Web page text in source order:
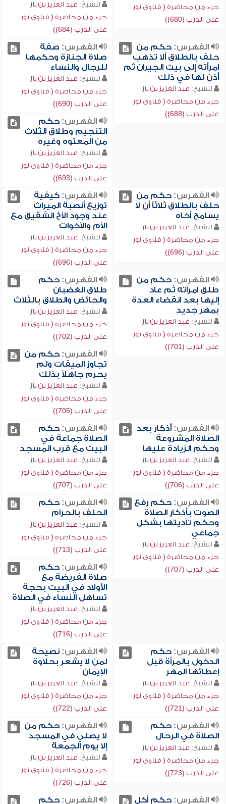
جزء من محاضرة ( فتاوى نور
على الدرب (680))
للشيخ: عبد العزيز بن باز
جزء من محاضرة ( فتاوى نور
على الدرب (684))
الفهرس:حكم من
حلف بالطلاق ألا تذهب
امرأته إلى بيت الجيران ثم
أذن لها في ذلك
للشيخ: عبد العزيز بن باز
جزء من محاضرة ( فتاوى نور
على الدرب (688))
الفهرس: صفة
صلاة الجنازة وحكمها
للرجال والنساء
للشيخ: عبد العزيز بن باز
جزء من محاضرة ( فتاوى نور
على الدرب (690))
الفهرس:حكم
التنجيم وطلاق الثلاث
من المعتوه وغيره
للشيخ: عبد العزيز بن باز
جزء من محاضرة ( فتاوى نور
على الدرب (693))
الفهرس:حكم من
حلف بالطلاق ثلاثاً أن لا
يسامح أخاه
للشيخ: عبد العزيز بن باز
جزء من محاضرة ( فتاوى نور
على الدرب (696))
الفهرس:كيفية
توزيع أنصبة الميراث
عند وجود الأخ الشقيق مع
الأم والأخوات
للشيخ: عبد العزيز بن باز
جزء من محاضرة ( فتاوى نور
على الدرب (696))
الفهرس:حكم من
طلق امرأته ثم عاد
إليها بعد انقضاء العدة
بمهر جديد
للشيخ: عبد العزيز بن باز
جزء من محاضرة ( فتاوى نور
على الدرب (701))
الفهرس:حكم
طلاق الغضبان
والحائض والطلاق بالثلاث
للشيخ: عبد العزيز بن باز
جزء من محاضرة ( فتاوى نور
على الدرب (702))
الفهرس:حكم من
تجاوز الميقات ولم
يحرم جاهلاً بذلك
للشيخ: عبد العزيز بن باز
جزء من محاضرة ( فتاوى نور
على الدرب (705))
الفهرس:أذكار بعد
الصلاة المشروعة
وحكم الزيادة عليها
للشيخ: عبد العزيز بن باز
جزء من محاضرة ( فتاوى نور
على الدرب (706))
الفهرس:حكم
الصلاة جماعة في
البيت مع قرب المسجد
للشيخ: عبد العزيز بن باز
جزء من محاضرة ( فتاوى نور
على الدرب (707))
الفهرس:حكم رفع
الصوت بأذكار الصلاة
وحكم تأديتها بشكل
جماعي
للشيخ: عبد العزيز بن باز
جزء من محاضرة ( فتاوى نور
على الدرب (707))
الفهرس:حكم
الحلف بالحرام
للشيخ: عبد العزيز بن باز
جزء من محاضرة ( فتاوى نور
على الدرب (713))
الفهرس:حكم
صلاة الفريضة مع
الأولاد في البيت بحجة
تساهل النساء في الصلاة
للشيخ: عبد العزيز بن باز
جزء من محاضرة ( فتاوى نور
على الدرب (716))
الفهرس:حكم
الدخول بالمرأة قبل
إعطائها المهر
للشيخ: عبد العزيز بن باز
جزء من محاضرة ( فتاوى نور
على الدرب (721))
الفهرس:نصيحة
لمن لا يشعر بحلاوة
الإيمان
للشيخ: عبد العزيز بن باز
جزء من محاضرة ( فتاوى نور
على الدرب (722))
الفهرس:حكم
الصلاة في الرحال
للشيخ: عبد العزيز بن باز
جزء من محاضرة ( فتاوى نور
على الدرب (723))
الفهرس:حكم من
لا يصلي في المسجد
إلا يوم الجمعة
للشيخ: عبد العزيز بن باز
جزء من محاضرة ( فتاوى نور
على الدرب (726))
الفهرس:حكم أكل الفهرس:حكم